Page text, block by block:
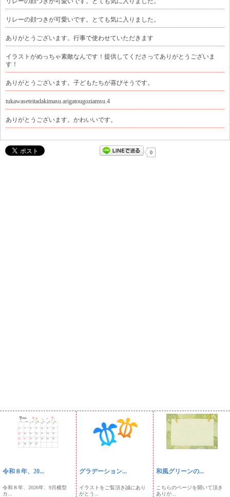
リレーの顔つきが可愛いです。とても気に入りました。
ありがとうございます。行事で使わせていただきます
イラストがめっちゃ素敵なんです！提供してくださってありがとうございま
す！
ありがとうございます。子どもたちが喜びそうです。
tukawaseteitadakimasu.arigatougoziamsu.4
ありがとうございます。かわいいです。
0
令和８年、20...
令和８年、2026年、9月横型
カ...
グラデーション...
イラストをご覧頂き誠にあり
がとう...
和風グリーンの...
こちらのページを開いて頂き
ありが...